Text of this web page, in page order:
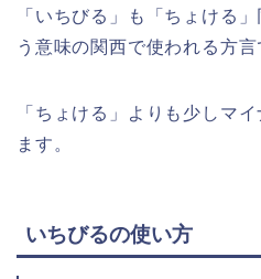
「いちびる」も「ちょける
う意味の関西で使われる方言
「ちょける」よりも少しマ
ます。
いちびるの使い方